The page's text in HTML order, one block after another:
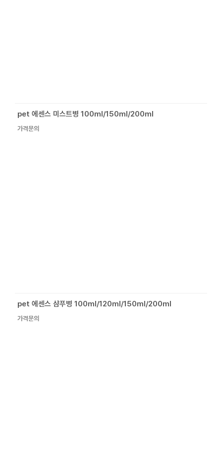
pet 에센스 미스트병 100ml/150ml/200ml
가격문의
pet 에센스 샴푸병 100ml/120ml/150ml/200ml
가격문의